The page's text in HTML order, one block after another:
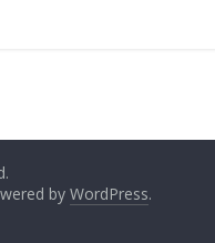
by WordPress.